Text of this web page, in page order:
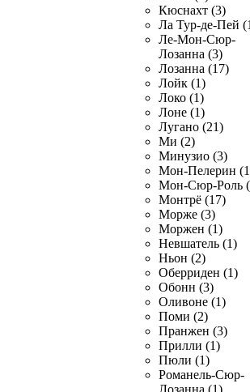
Кюснахт (3)
Ла Тур-де-Пей
Ле-Мон-Сюр-
Лозанна (3)
Лозанна (17)
Лойк (1)
Локо (1)
Лоне (1)
Лугано (21)
Ми (2)
Минузио (3)
Мон-Пелерин
Мон-Сюр-Роль
Монтрё (17)
Морже (3)
Моржен (1)
Невшатель (1)
Ньон (2)
Оберриден (1)
Обонн (3)
Оливоне (1)
Поми (2)
Пранжен (3)
Прилли (1)
Пюли (1)
Романель-Сюр-
Лозанна (1)